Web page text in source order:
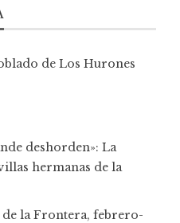
de Los Hurones
deshorden»: La
hermanas de la
la Frontera, febrero-